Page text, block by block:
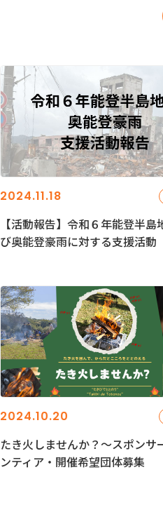
2024.11.18
【活動報告】令和６年能登半島
び奥能登豪雨に対する支援活動
2024.10.20
たき火しませんか？～スポンサ
ンティア・開催希望団体募集